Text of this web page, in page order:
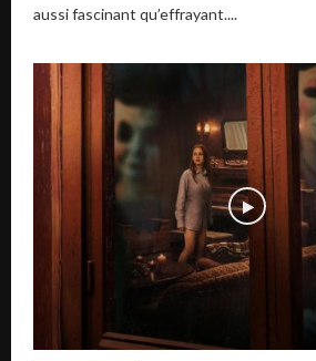
aussi fascinant qu’effrayant....